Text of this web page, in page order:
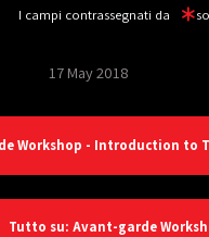
I campi contrassegnati da
17 May 2018
Workshop - Introduction to
Tutto su: Avant-garde